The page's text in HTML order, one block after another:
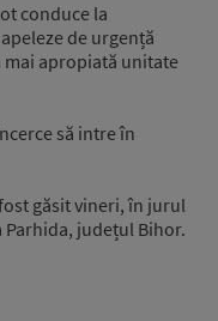
conduce la
de urgență
mai apropiată unitate
să intre în
găsit vineri, în jurul
județul Bihor.